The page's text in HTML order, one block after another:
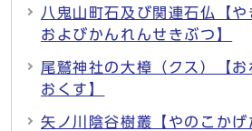
八鬼山町石及び関連石仏【
およびかんれんせきぶつ】
尾鷲神社の大樟（クス）【
おくす】
矢ノ川陰谷樹叢【やのこか